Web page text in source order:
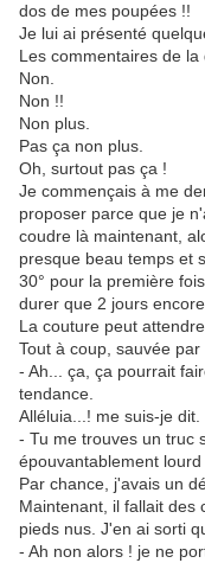
dos de mes poupées !!
Je lui ai présenté
Les commentaires de
Non.
Non !!
Non plus.
Pas ça non plus.
Oh, surtout pas ça !
Je commençais à me
proposer parce que je
coudre là maintenant,
presque beau temps et
30° pour la première
durer que 2 jours
La couture peut attendre
Tout à coup, sauvée
- Ah... ça, ça pourrait
tendance.
Alléluia...! me suis-je dit.
- Tu me trouves un truc
épouvantablement
Par chance, j'avais un
Maintenant, il fallait des
pieds nus. J'en ai sorti
- Ah non alors ! je ne